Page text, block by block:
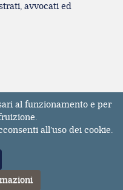
avvocati ed
Milano n° 131131
la riproduzione,
pubblicati sul sito
al funzionamento e per
all’uso dei cookie.